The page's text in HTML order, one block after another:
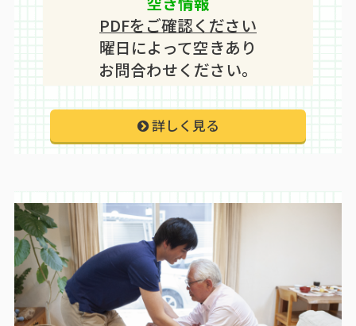
PDFをご確認ください
曜日によって空きあり
お問合わせください。
詳しく見る